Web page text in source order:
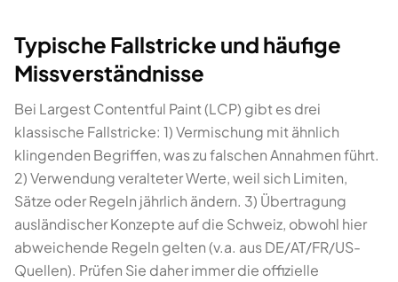
Typische Fallstricke und häufige
Missverständnisse
Bei Largest Contentful Paint (LCP) gibt es drei
klassische Fallstricke: 1) Vermischung mit ähnlich
klingenden Begriffen, was zu falschen Annahmen führt.
2) Verwendung veralteter Werte, weil sich Limiten,
Sätze oder Regeln jährlich ändern. 3) Übertragung
ausländischer Konzepte auf die Schweiz, obwohl hier
abweichende Regeln gelten (v.a. aus DE/AT/FR/US-
Quellen). Prüfen Sie daher immer die offizielle